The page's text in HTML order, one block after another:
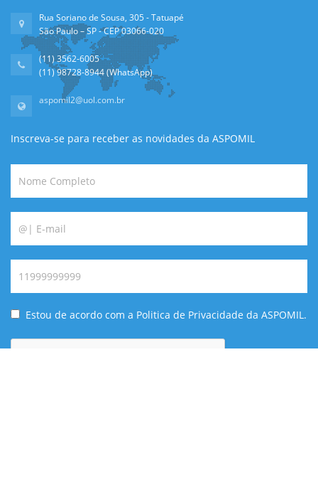
Rua Soriano de Sousa, 305 - Tatuapé
São Paulo – SP - CEP 03066-020
(11) 3562-6005
(11) 98728-8944 (WhatsApp)
aspomil2@uol.com.br
Inscreva-se para receber as novidades da ASPOMIL
Estou de acordo com a Politica de Privacidade da ASPOMIL.